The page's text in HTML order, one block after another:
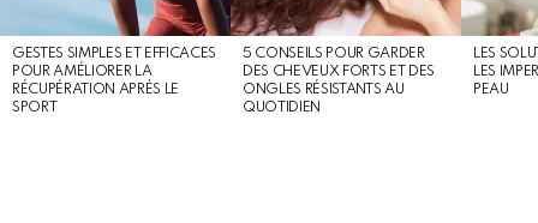
GESTES SIMPLES ET EFFICACES
POUR AMÉLIORER LA
RÉCUPÉRATION APRÈS LE
SPORT
5 CONSEILS POUR GARDER
DES CHEVEUX FORTS ET DES
ONGLES RÉSISTANTS AU
QUOTIDIEN
LES
LES
PEAU